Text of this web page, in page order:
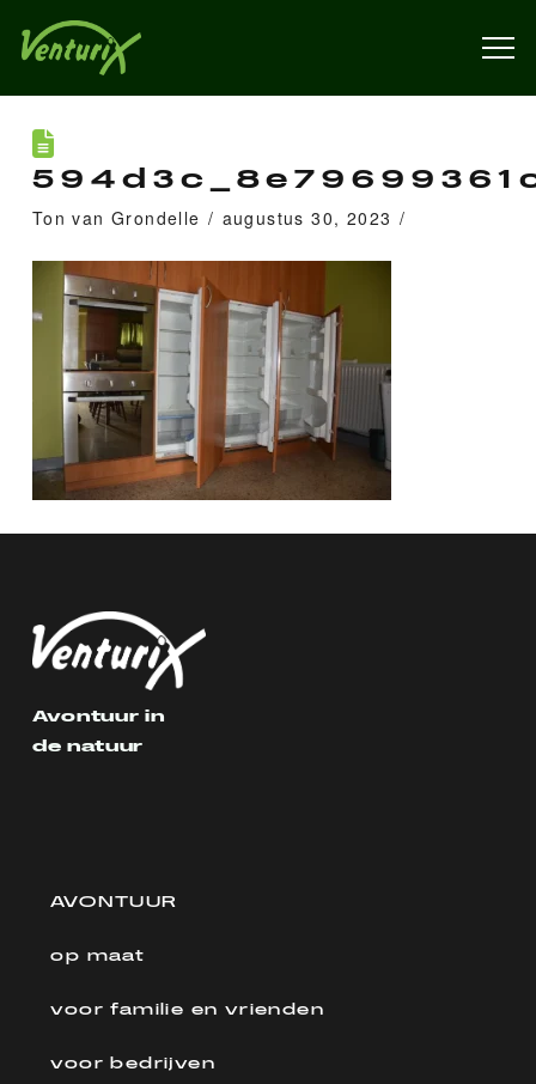
Ton van Grondelle augustus 30, 2023
Avontuur in
de natuur
AVONTUUR
op maat
voor familie en vrienden
voor bedrijven